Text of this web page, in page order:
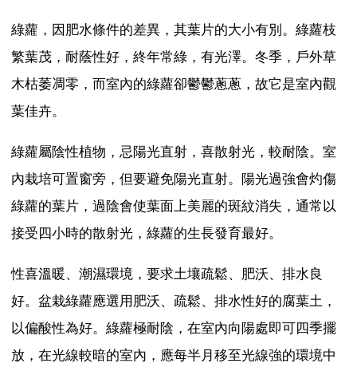
綠蘿，因肥水條件的差異，其葉片的大小有別。綠蘿枝
繁葉茂，耐蔭性好，終年常綠，有光澤。冬季，戶外草
木枯萎凋零，而室內的綠蘿卻鬱鬱蔥蔥，故它是室內觀
葉佳卉。
綠蘿屬陰性植物，忌陽光直射，喜散射光，較耐陰。室
內栽培可置窗旁，但要避免陽光直射。陽光過強會灼傷
綠蘿的葉片，過陰會使葉面上美麗的斑紋消失，通常以
接受四小時的散射光，綠蘿的生長發育最好。
性喜溫暖、潮濕環境，要求土壤疏鬆、肥沃、排水良
好。盆栽綠蘿應選用肥沃、疏鬆、排水性好的腐葉土，
以偏酸性為好。綠蘿極耐陰，在室內向陽處即可四季擺
放，在光線較暗的室內，應每半月移至光線強的環境中